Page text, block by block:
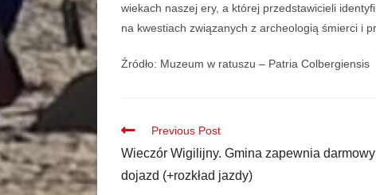
wiekach naszej ery, a której przedstawicieli
na kwestiach związanych z archeologią śmierci i
Źródło: Muzeum w ratuszu – Patria Colbergiensis
Previous Post
Wieczór Wigilijny. Gmina zapewnia darmowy
dojazd (+rozkład jazdy)